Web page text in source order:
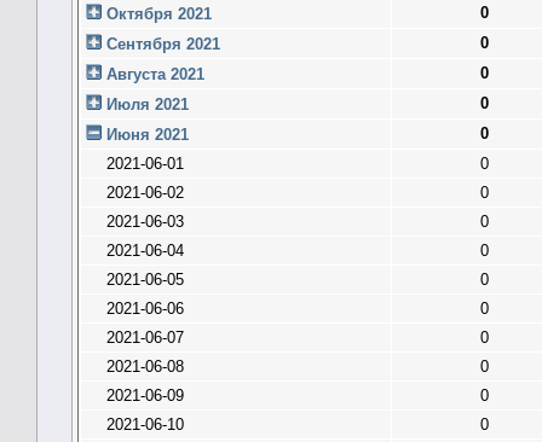
Октября 2021
0
Сентября 2021
0
Августа 2021
0
Июля 2021
0
Июня 2021
0
2021-06-01
0
2021-06-02
0
2021-06-03
0
2021-06-04
0
2021-06-05
0
2021-06-06
0
2021-06-07
0
2021-06-08
0
2021-06-09
0
2021-06-10
0